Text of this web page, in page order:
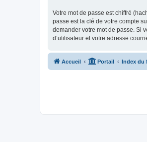
Votre mot de passe est chiffré
passe est la clé de votre compte
demander votre mot de passe. Si
d’utilisateur et votre adresse
Accueil Portail Index du